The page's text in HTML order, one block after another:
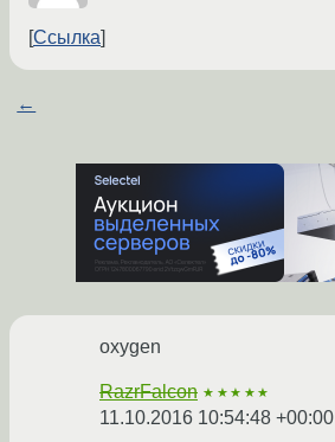
Ссылка
←
oxygen
RazrFalcon ★★★★★
11.10.2016 10:54:48 +00:00